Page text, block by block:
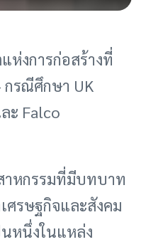
ห่งการก่อสร้างที่
กรณีศึกษา UK
ะ Falco
าหกรรมที่มีบทบาท
รษฐกิจและสังคม
หนึ่งในแหล่ง